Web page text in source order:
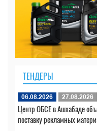
ТЕНДЕРЫ
06.08.2026 27.08.2026
Центр ОБСЕ в Ашхабаде
поставку рекламных